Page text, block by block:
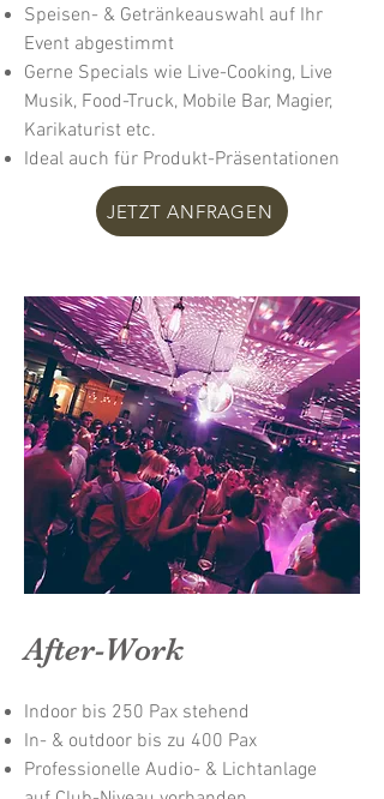
Speisen- & Getränkeauswahl auf Ihr
Event abgestimmt
Gerne Specials wie Live-Cooking, Live
Musik, Food-Truck, Mobile Bar, Magier,
Karikaturist etc.
Ideal auch für Produkt-Präsentationen
JETZT ANFRAGEN
After-Work
Indoor bis 250 Pax stehend
In- & outdoor bis zu 400 Pax
Professionelle Audio- & Lichtanlage